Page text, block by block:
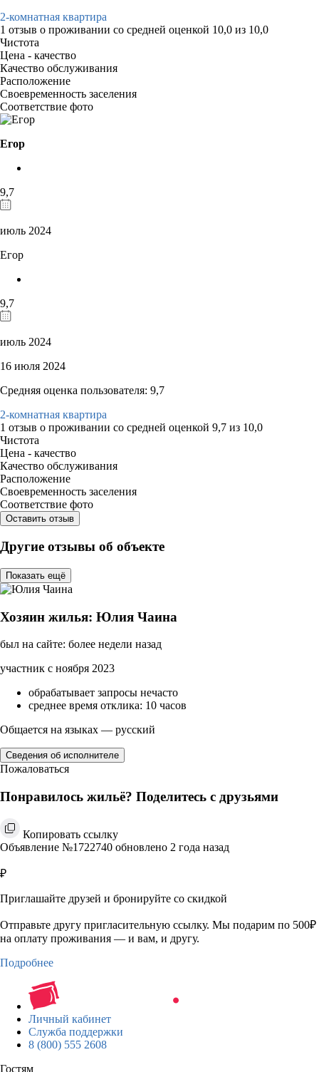
2-комнатная квартира
1 отзыв о проживании со средней оценкой 10,0 из 10,0
Чистота
Цена - качество
Качество обслуживания
Расположение
Своевременность заселения
Соответствие фото
Егор
9,7
июль 2024
Егор
9,7
июль 2024
16 июля 2024
Средняя оценка пользователя: 9,7
2-комнатная квартира
1 отзыв о проживании со средней оценкой 9,7 из 10,0
Чистота
Цена - качество
Качество обслуживания
Расположение
Своевременность заселения
Соответствие фото
Оставить отзыв
Другие отзывы об объекте
Показать ещё
Хозяин жилья: Юлия Чаина
был на сайте: более недели назад
участник с ноября 2023
обрабатывает запросы нечасто
среднее время отклика: 10 часов
Общается на языках — русский
Сведения об исполнителе
Пожаловаться
Понравилось жильё? Поделитесь с друзьями
Копировать ссылку
Объявление №1722740 обновлено 2 года назад
₽
Приглашайте друзей и бронируйте со скидкой
Отправьте другу пригласительную ссылку. Мы подарим по 500₽
на оплату проживания — и вам, и другу.
Подробнее
Личный кабинет
Служба поддержки
8 (800) 555 2608
Гостям